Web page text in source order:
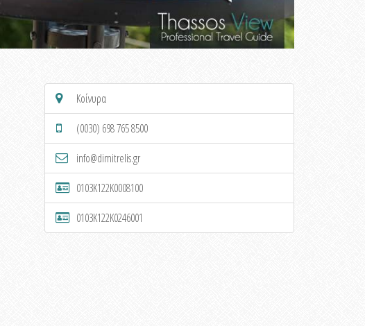
Κοίνυρα
(0030) 698 765 8500
info@dimitrelis.gr
0103K122K0008100
0103K122K0246001